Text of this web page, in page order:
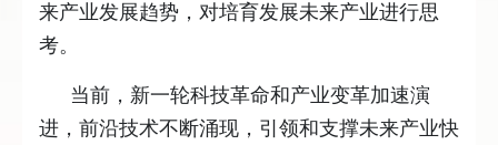
来产业发展趋势，对培育发展未来产业进行思
考。
当前，新一轮科技革命和产业变革加速演
进，前沿技术不断涌现，引领和支撑未来产业快